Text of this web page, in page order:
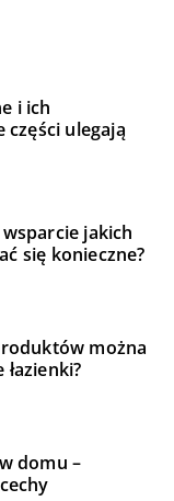
i ich
części ulegają
jakich
się konieczne?
można
domu –